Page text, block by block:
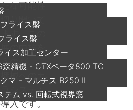
ライス盤
ライス盤
イス加工センター
森精機 - CTXベータ800 TC
マ - マルチス B250 II
テム vs. 回転式視界窓
な可能性
り開いて
す。この
の中核を
のが、工
機械へのカ
システム
入です。